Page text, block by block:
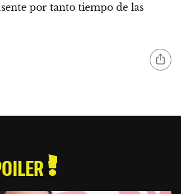
por tanto tiempo de las